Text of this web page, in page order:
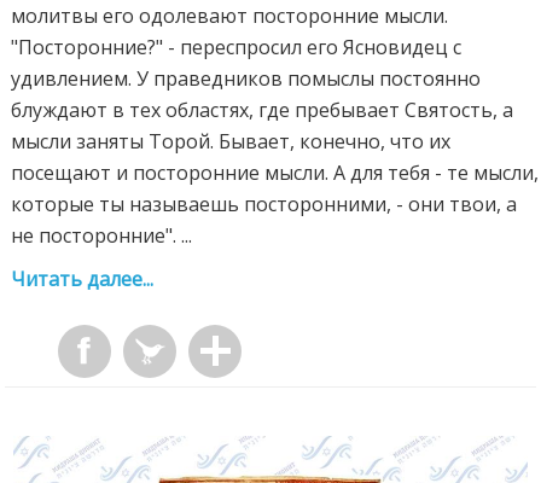
молитвы его одолевают посторонние мысли.
"Посторонние?" - переспросил его Ясновидец с
удивлением. У праведников помыслы постоянно
блуждают в тех областях, где пребывает Святость, а
мысли заняты Торой. Бывает, конечно, что их
посещают и посторонние мысли. А для тебя - те мысли,
которые ты называешь посторонними, - они твои, а
не посторонние". ...
Читать далее...